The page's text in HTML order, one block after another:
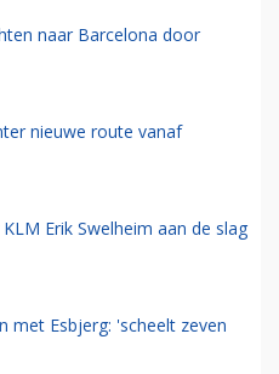
naar Barcelona door
nieuwe route vanaf
Erik Swelheim aan de slag
met Esbjerg: 'scheelt zeven